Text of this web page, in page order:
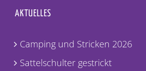
AKTUELLES
Camping und Stricken 2026
Sattelschulter gestrickt